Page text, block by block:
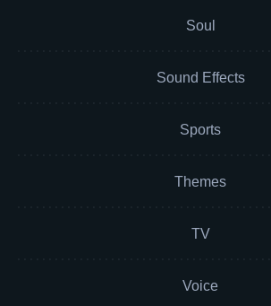
Soul
Sound Effects
Sports
Themes
TV
Voice